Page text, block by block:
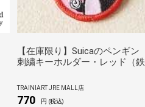
【在庫限り】Suicaのペンギン
刺繍キーホルダー・レッド（鉄
TRAINIART JRE MALL店
770 円 (税込)